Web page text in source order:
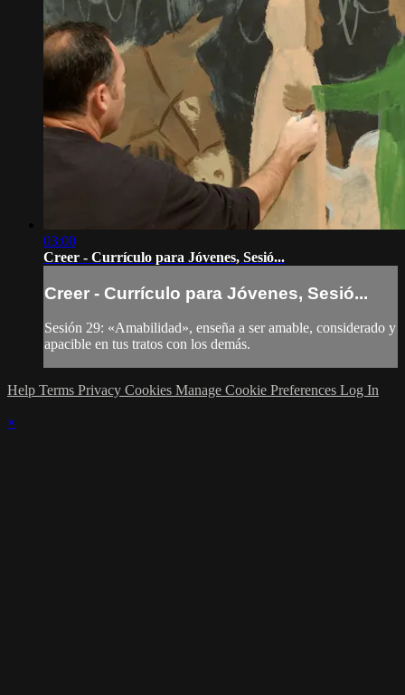
03:00
Creer - Currículo para Jóvenes, Sesió...
Creer - Currículo para Jóvenes, Sesió...
Sesión 29: «Amabilidad», enseña a ser amable, considerado y
apacible en tus tratos con los demás.
Help Terms Privacy Cookies Manage Cookie Preferences Log In
×